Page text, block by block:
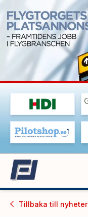
Tillbaka till nyheter